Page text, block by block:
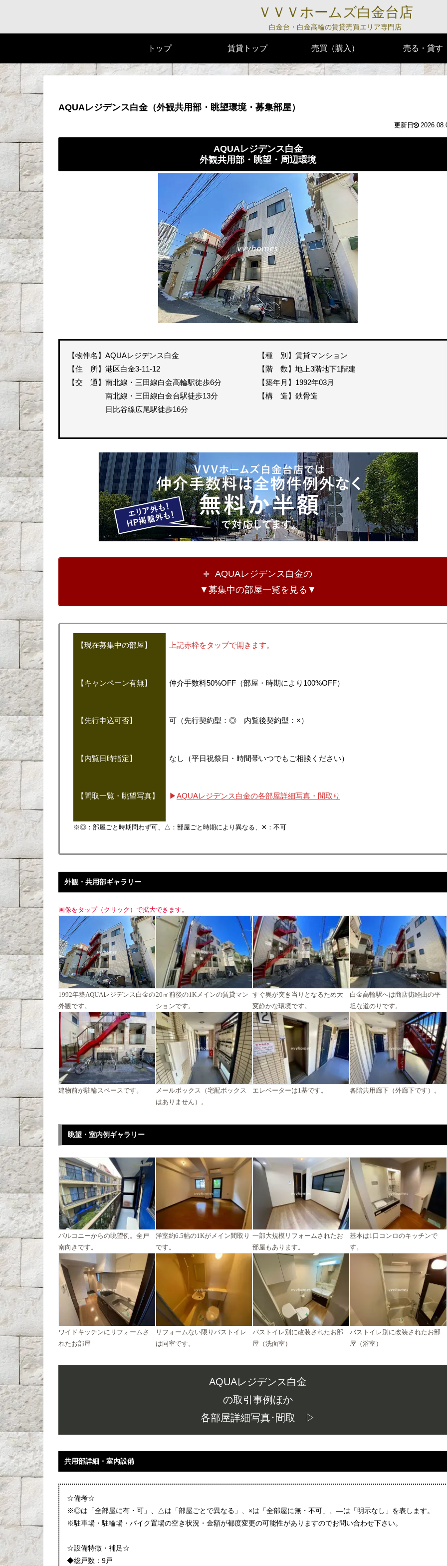
ＶＶＶホームズ白金台店
白金台・白金高輪の賃貸売買エリア専門店
トップ 賃貸トップ 売買（購入） 売る・貸す
AQUAレジデンス白金（外観共用部・眺望環境・募集部屋）
AQUAレジデンス白金
外観共用部・眺望・周辺環境
【物件名】AQUAレジデンス白金
【住 所】港区白金3-11-12
【交 通】南北線・三田線白金高輪駅徒歩6分
南北線・三田線白金台駅徒歩13分
日比谷線広尾駅徒歩16分
【種 別】賃貸マンション
【階 数】地上3階地下1階建
【築年月】1992年03月
【構 造】鉄骨造
AQUAレジデンス白金の
▼募集中の部屋一覧を見る▼
【現在募集中の部屋】 上記赤枠をタップで開きます。
【キャンペーン有無】 仲介手数料50%OFF（部屋・時期により100%OFF）
【先行申込可否】 可（先行契約型：◎ 内覧後契約型：×）
【内覧日時指定】 なし（平日祝祭日・時間帯いつでもご相談ください）
【間取一覧・眺望写真】 ▶AQUAレジデンス白金の各部屋詳細写真・間取り
※◎：部屋ごと時期問わず可、△：部屋ごと時期により異なる、✕：不可
外観・共用部ギャラリー
画像をタップ（クリック）で拡大できます。
1992年築AQUAレジデンス白金の
外観です。
20㎡前後の1Kメインの賃貸マン
ションです。
すぐ奥が突き当りとなるため大
変静かな環境です。
白金高輪駅へは商店街経由の平
坦な道のりです。
建物前が駐輪スペースです。
メールボックス（宅配ボックス
はありません）。
エレベーターは1基です。 各階共用廊下（外廊下です）。
眺望・室内例ギャラリー
バルコニーからの眺望例。全戸
南向きです。
洋室約6.5帖の1Kがメイン間取り
です。
一部大規模リフォームされたお
部屋もあります。
基本は1口コンロのキッチンで
す。
ワイドキッチンにリフォームさ
れたお部屋
リフォームない限りバストイレ
は同室です。
バストイレ別に改装されたお部
屋（洗面室）
バストイレ別に改装されたお部
屋（浴室）
AQUAレジデンス白金
の取引事例ほか
各部屋詳細写真･間取 ▷
共用部詳細・室内設備
☆備考☆
※◎は「全部屋に有・可」、△は「部屋ごとで異なる」、×は「全部屋に無・不可」、―は「明示なし」を表します。
※駐車場・駐輪場・バイク置場の空き状況・金額が都度変更の可能性がありますのでお問い合わせ下さい。
☆設備特徴・補足☆
◆総戸数：9戸